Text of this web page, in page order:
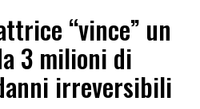
“vince” un
3 milioni di
irreversibili